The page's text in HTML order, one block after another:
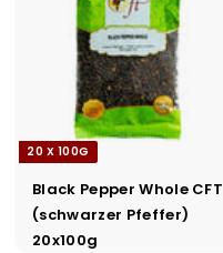
20 X 100G
Black Pepper Whole CFT
(schwarzer Pfeffer)
20x100g